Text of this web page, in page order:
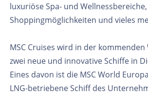
luxuriöse Spa- und Wellnessbereiche,
Shoppingmöglichkeiten und vieles
MSC Cruises wird in der
zwei neue und innovative Schiffe in
Eines davon ist die MSC World
LNG-betriebene Schiff des